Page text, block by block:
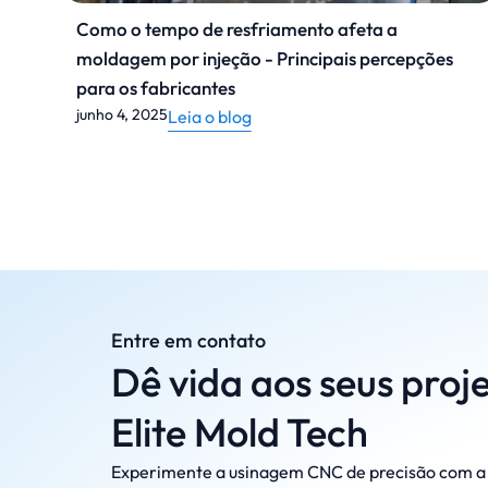
Como o tempo de resfriamento afeta a
moldagem por injeção - Principais percepções
para os fabricantes
junho 4, 2025Leia o blog
Entre em contato
Dê vida aos seus
Elite Mold Tech
Experimente a usinagem CNC de precisão com